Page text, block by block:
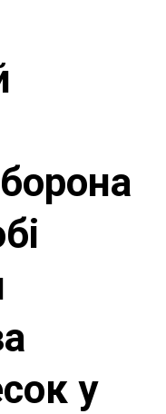
у